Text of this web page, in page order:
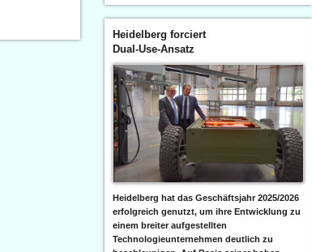
Heidelberg forciert
Dual-Use-Ansatz
Heidelberg hat das Geschäftsjahr 2025/2026
erfolgreich genutzt, um ihre Entwicklung zu
einem breiter aufgestellten
Technologieunternehmen deutlich zu